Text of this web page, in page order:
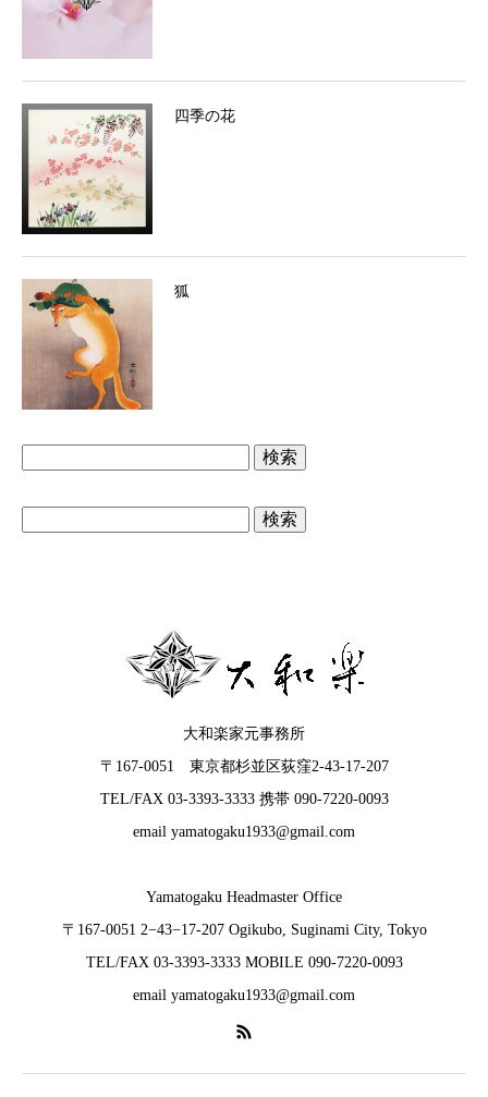
四季の花
狐
大和楽家元事務所
〒167-0051 東京都杉並区荻窪2-43-17-207
TEL/FAX 03-3393-3333 携帯 090-7220-0093
email yamatogaku1933@gmail.com
Yamatogaku Headmaster Office
〒167-0051 2−43−17-207 Ogikubo, Suginami City, Tokyo
TEL/FAX 03-3393-3333 MOBILE 090-7220-0093
email yamatogaku1933@gmail.com